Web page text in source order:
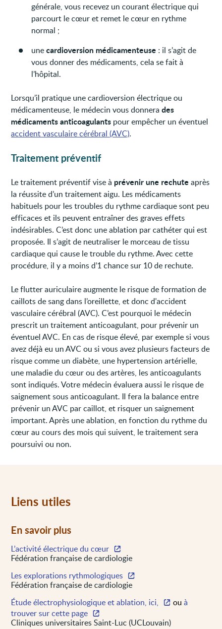
générale, vous recevez un courant électrique qui
parcourt le cœur et remet le cœur en rythme
normal ;
unecardioversion médicamenteuse : il s’agit de
vous donner des médicaments, cela se fait à
l’hôpital.
Lorsqu’il pratique une cardioversion électrique ou
médicamenteuse, le médecin vous donnerades
médicaments anticoagulants pour empêcher un éventuel
accident vasculaire cérébral (AVC).
Traitement préventif
Le traitement préventif vise à prévenir une rechute après
la réussite d’un traitement aigu. Les médicaments
habituels pour les troubles du rythme cardiaque sont peu
efficaces et ils peuvent entraîner des graves effets
indésirables. C’est donc une ablation par cathéter qui est
proposée. Il s’agit de neutraliser le morceau de tissu
cardiaque qui cause le trouble du rythme. Avec cette
procédure, il y a moins d’1 chance sur 10 de rechute.
Le flutter auriculaire augmente le risque de formation de
caillots de sang dans l’oreillette, et donc d'accident
vasculaire cérébral (AVC). C’est pourquoi le médecin
prescrit un traitement anticoagulant, pour prévenir un
éventuel AVC. En cas de risque élevé, par exemple si vous
avez déjà eu un AVC ou si vous avez plusieurs facteurs de
risque comme un diabète, une hypertension artérielle,
une maladie du cœur ou des artères, les anticoagulants
sont indiqués. Votre médecin évaluera aussi le risque de
saignement sous anticoagulant. Il fera la balance entre
prévenir un AVC par caillot, et risquer un saignement
important. Après une ablation, en fonction du rythme du
cœur au cours des mois qui suivent, le traitement sera
poursuivi ou non.
Liens utiles
En savoir plus
L’activité électrique du cœur
Fédération française de cardiologie
Les explorations rythmologiques
Fédération française de cardiologie
Étude électrophysiologique et ablation, ici,
ouà
trouver sur cette page
Cliniques universitaires Saint-Luc (UCLouvain)